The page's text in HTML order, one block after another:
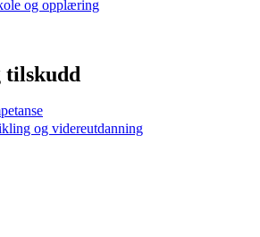
og opplæring
tilskudd
og videreutdanning